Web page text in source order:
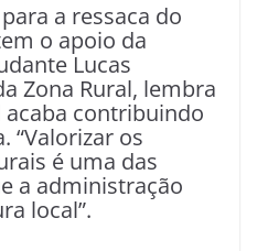
a ressaca do
o apoio da
Lucas
Zona Rural, lembra
contribuindo
“Valorizar os
é uma das
a administração
local”.